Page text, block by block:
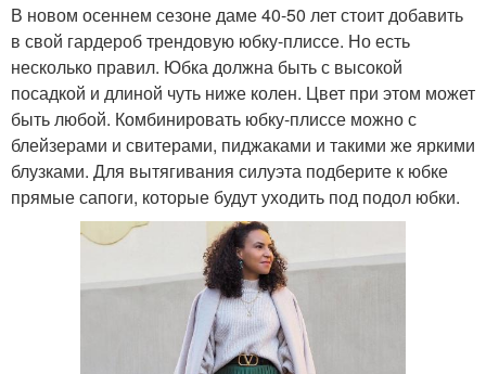
В новом осеннем сезоне даме 40-50 лет стоит добавить
в свой гардероб трендовую юбку-плиссе. Но есть
несколько правил. Юбка должна быть с высокой
посадкой и длиной чуть ниже колен. Цвет при этом может
быть любой. Комбинировать юбку-плиссе можно с
блейзерами и свитерами, пиджаками и такими же яркими
блузками. Для вытягивания силуэта подберите к юбке
прямые сапоги, которые будут уходить под подол юбки.